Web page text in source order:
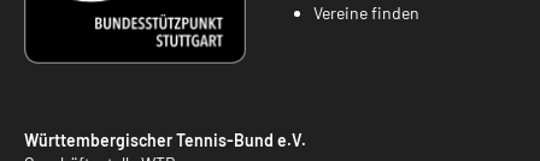
Vereine finden
Württembergischer Tennis-Bund e.V.